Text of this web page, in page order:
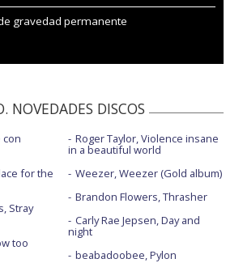
gravedad permanente
NOVEDADES DISCOS
con
for the
Stray
too
Roger Taylor, Violence insane
in a beautiful world
Weezer, Weezer (Gold album)
Brandon Flowers, Thrasher
Carly Rae Jepsen, Day and
night
beabadoobee, Pylon